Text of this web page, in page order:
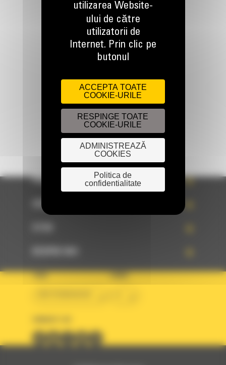
Apelati-ne
0800 89 10 10
Scrieti-ne
TRIMITETI O CERERE
PRODUSE
SERVICII
TARA LIMBA
utilizarea Website-
ului de către
utilizatorii de
Internet. Prin clic pe
butonul
ACCEPTA TOATE
COOKIE-URILE
RESPINGE TOATE
COOKIE-URILE
ADMINISTREAZĂ
COOKIES
Politica de
confidentialitate